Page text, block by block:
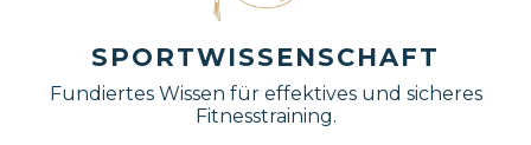
SPORTWISSENSCHAFT
Fundiertes Wissen für effektives und sicheres
Fitnesstraining.